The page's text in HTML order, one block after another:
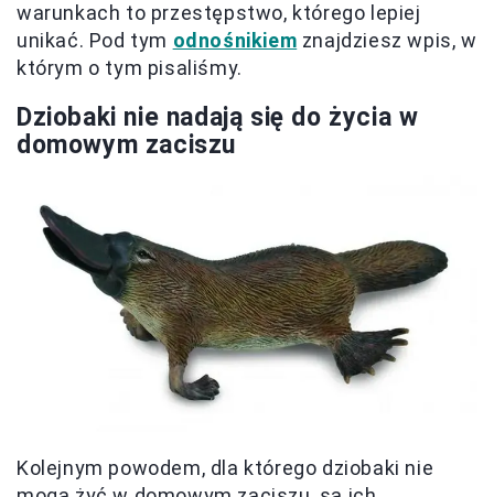
warunkach to przestępstwo, którego lepiej
unikać. Pod tym odnośnikiem znajdziesz wpis, w
którym o tym pisaliśmy.
Dziobaki nie nadają się do życia w
domowym zaciszu
Kolejnym powodem, dla którego dziobaki nie